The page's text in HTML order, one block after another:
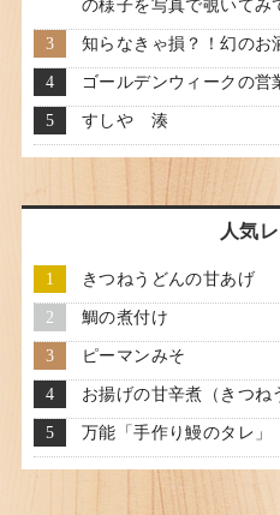
の様子を写真で覗いてみ
知らなきゃ損？！幻のお
ゴールデンウィークの営
すしや 湊
人気
きつねうどんの甘あげ
鯛の煮付け
ピーマンみそ
お揚げの甘辛煮（きつね
万能「手作り鰻のタレ」